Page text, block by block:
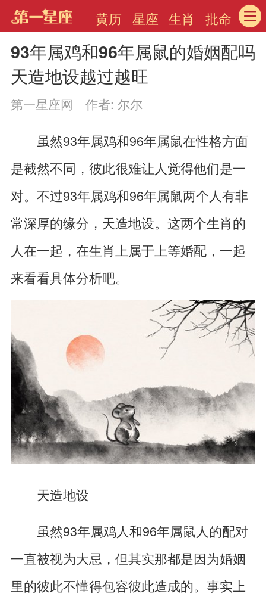
黄历 星座 生肖 批命
93年属鸡和96年属鼠的婚姻配吗
天造地设越过越旺
第一星座网 作者: 尔尔
虽然93年属鸡和96年属鼠在性格方面
是截然不同，彼此很难让人觉得他们是一
对。不过93年属鸡和96年属鼠两个人有非
常深厚的缘分，天造地设。这两个生肖的
人在一起，在生肖上属于上等婚配，一起
来看看具体分析吧。
天造地设
虽然93年属鸡人和96年属鼠人的配对
一直被视为大忌，但其实那都是因为婚姻
里的彼此不懂得包容彼此造成的。事实上